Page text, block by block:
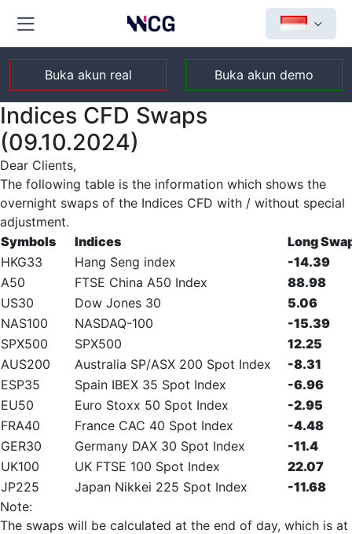
Buka akun real Buka akun demo
Indices CFD Swaps
(09.10.2024)
Dear Clients,
The following table is the information which shows the
overnight swaps of the Indices CFD with / without special
adjustment.
Symbols
Indices
Long
HKG33
Hang Seng index
-14.39
A50
FTSE China A50 Index
88.98
US30
Dow Jones 30
5.06
NAS100
NASDAQ-100
-15.39
SPX500
SPX500
12.25
AUS200
Australia SP/ASX 200 Spot Index
-8.31
ESP35
Spain IBEX 35 Spot Index
-6.96
EU50
Euro Stoxx 50 Spot Index
-2.95
FRA40
France CAC 40 Spot Index
-4.48
GER30
Germany DAX 30 Spot Index
-11.4
UK100
UK FTSE 100 Spot Index
22.07
JP225
Japan Nikkei 225 Spot Index
-11.68
Note:
The swaps will be calculated at the end of day, which is at